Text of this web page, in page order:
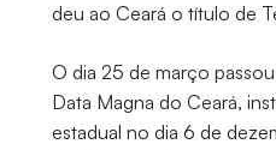
deu ao Ceará o título de
O dia 25 de março
Data Magna do Ceará,
estadual no dia 6 de